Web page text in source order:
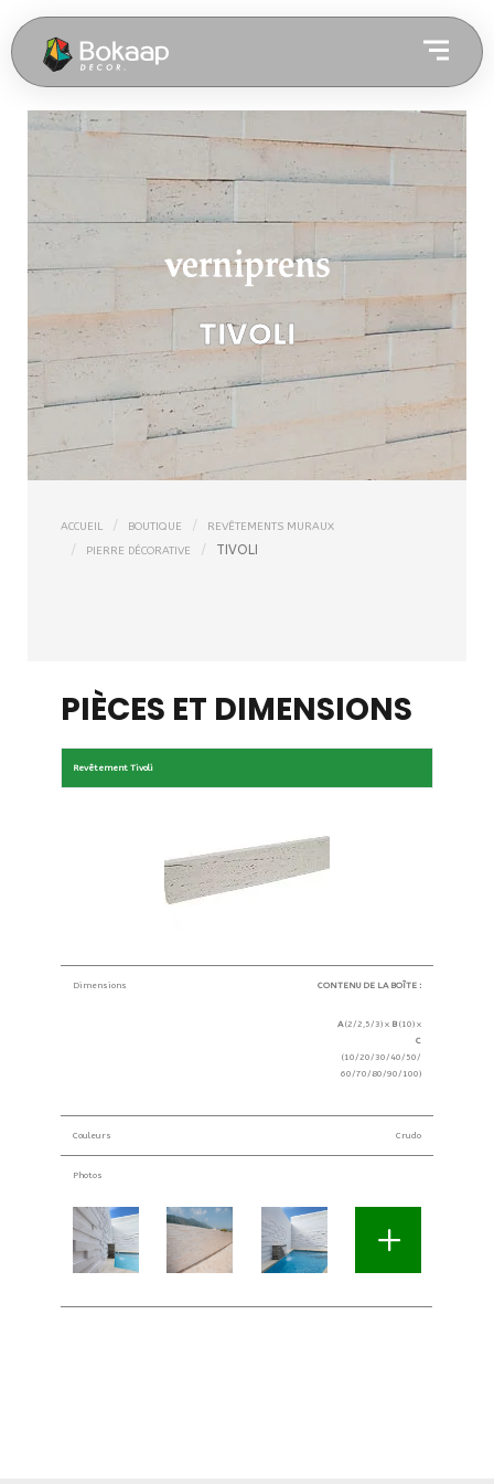
TIVOLI
ACCUEIL BOUTIQUE
REVÊTEMENTS MURAUX
PIERRE DÉCORATIVE
TIVOLI
PIÈCES ET DIMENSIONS
Revêtement Tivoli
Dimensions CONTENU DE LA BOÎTE :
A(2/2,5/3) x B (10) x
C
(10/20/30/40/50/
60/70/80/90/100)
Couleurs Crudo
Photos